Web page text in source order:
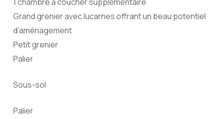
Grand grenier avec lucarnes offrant un beau potentiel
d’aménagement
Petit grenier
Palier
Sous-sol
Palier